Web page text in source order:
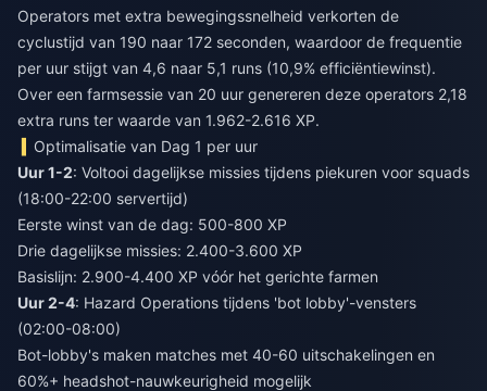
Operators met extra bewegingssnelheid verkorten de
cyclustijd van 190 naar 172 seconden, waardoor de frequentie
per uur stijgt van 4,6 naar 5,1 runs (10,9% efficiëntiewinst).
Over een farmsessie van 20 uur genereren deze operators 2,18
extra runs ter waarde van 1.962-2.616 XP.
Optimalisatie van Dag 1 per uur
Uur 1-2: Voltooi dagelijkse missies tijdens piekuren voor squads
(18:00-22:00 servertijd)
Eerste winst van de dag: 500-800 XP
Drie dagelijkse missies: 2.400-3.600 XP
Basislijn: 2.900-4.400 XP vóór het gerichte farmen
Uur 2-4: Hazard Operations tijdens 'bot lobby'-vensters
(02:00-08:00)
Bot-lobby's maken matches met 40-60 uitschakelingen en
60%+ headshot-nauwkeurigheid mogelijk